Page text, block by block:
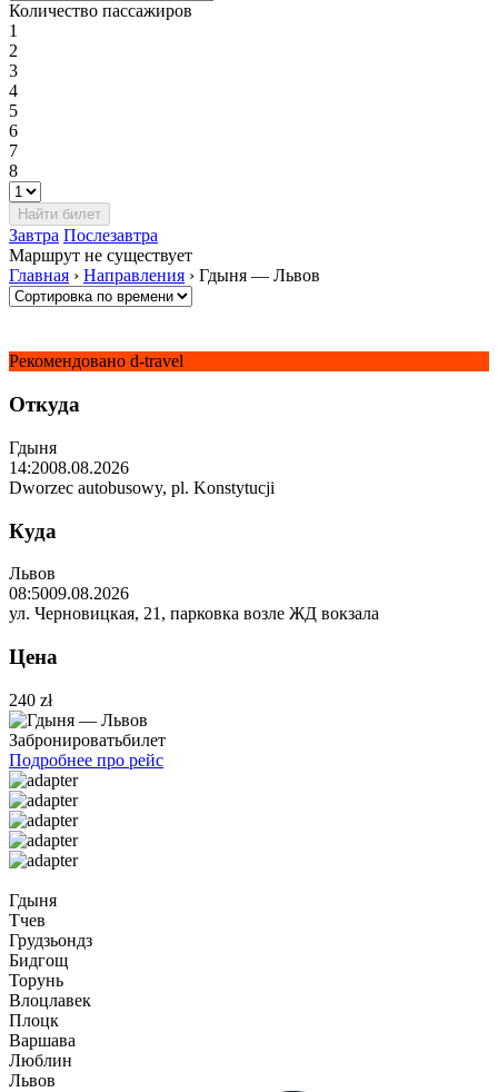
Количество пассажиров
1
2
3
4
5
6
7
8
Завтра Послезавтра
Маршрут не существует
Главная › Направления › Гдыня — Львов
Рекомендовано d-travel
Откуда
Гдыня
14:2008.08.2026
Dworzec autobusowy, pl. Konstytucji
Куда
Львов
08:5009.08.2026
ул. Черновицкая, 21, парковка возле ЖД вокзала
Цена
240 zł
Забронироватьбилет
Подробнее про рейс
Гдыня
Тчев
Грудзьондз
Бидгощ
Торунь
Влоцлавек
Плоцк
Варшава
Люблин
Львов